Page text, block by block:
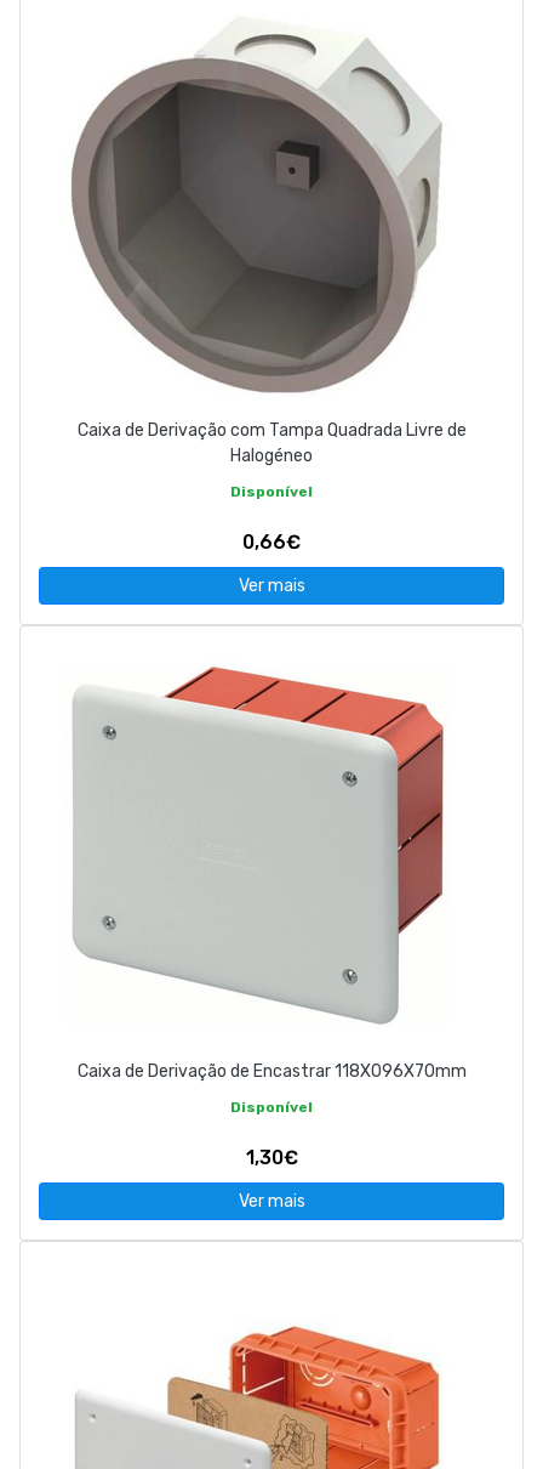
Caixa de Derivação com Tampa Quadrada Livre de
Halogéneo
Disponível
0,66€
Ver mais
Caixa de Derivação de Encastrar 118X096X70mm
Disponível
1,30€
Ver mais